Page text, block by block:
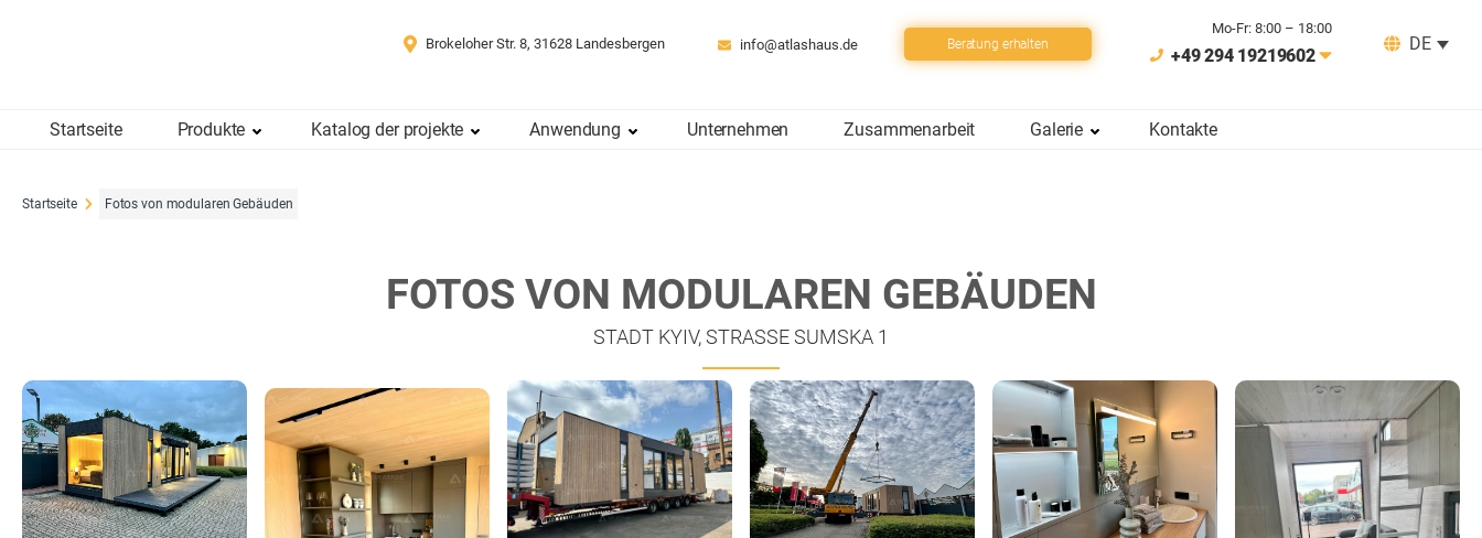
Brokeloher Str. 8, 31628 Landesbergen info@atlashaus.de Beratung erhalten
Mo-Fr: 8:00 – 18:00
+49 294 19219602
DE
Startseite Produkte Katalog der projekte Anwendung Unternehmen Zusammenarbeit Galerie Kontakte
Startseite Fotos von modularen Gebäuden
FOTOS VON MODULAREN GEBÄUDEN
STADT KYIV, STRASSE SUMSKA 1